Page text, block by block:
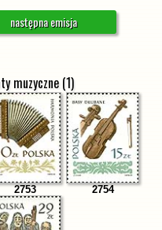
następna emisja
muzyczne (1)
2753 2754